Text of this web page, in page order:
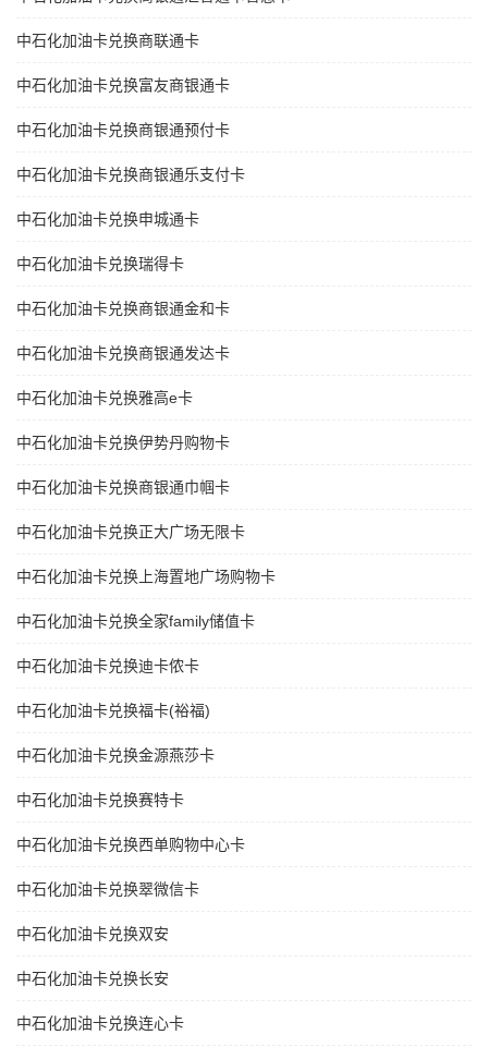
中石化加油卡兑换商联通卡
中石化加油卡兑换富友商银通卡
中石化加油卡兑换商银通预付卡
中石化加油卡兑换商银通乐支付卡
中石化加油卡兑换申城通卡
中石化加油卡兑换瑞得卡
中石化加油卡兑换商银通金和卡
中石化加油卡兑换商银通发达卡
中石化加油卡兑换雅高e卡
中石化加油卡兑换伊势丹购物卡
中石化加油卡兑换商银通巾帼卡
中石化加油卡兑换正大广场无限卡
中石化加油卡兑换上海置地广场购物卡
中石化加油卡兑换全家family储值卡
中石化加油卡兑换迪卡侬卡
中石化加油卡兑换福卡(裕福)
中石化加油卡兑换金源燕莎卡
中石化加油卡兑换赛特卡
中石化加油卡兑换西单购物中心卡
中石化加油卡兑换翠微信卡
中石化加油卡兑换双安
中石化加油卡兑换长安
中石化加油卡兑换连心卡